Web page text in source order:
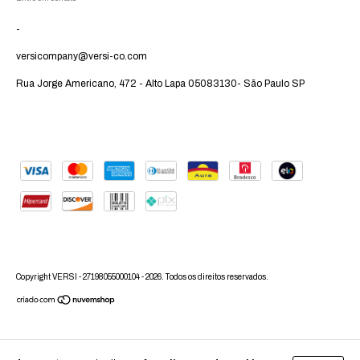
-
versicompany@versi-co.com
Rua Jorge Americano, 472 - Alto Lapa 05083130- São Paulo SP
Copyright VERSI - 27198055000104 - 2026. Todos os direitos reservados.